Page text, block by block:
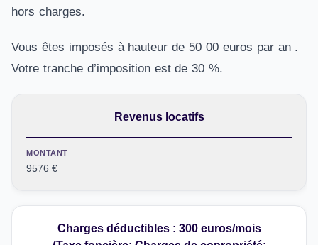
hors charges.
Vous êtes imposés à hauteur de 50 00 euros par an .
Votre tranche d’imposition est de 30 %.
Revenus locatifs
MONTANT
9576 €
Charges déductibles : 300 euros/mois